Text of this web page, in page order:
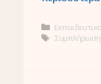
Κατηγορίες
Ετικέτες